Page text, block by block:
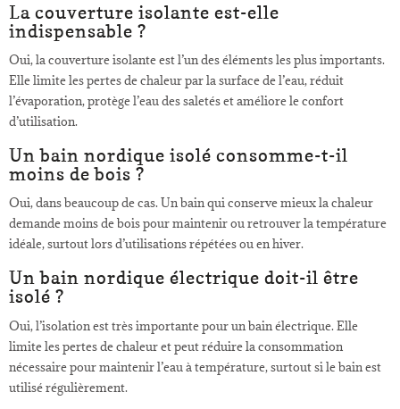
La couverture isolante est-elle
indispensable ?
Oui, la couverture isolante est l’un des éléments les plus importants.
Elle limite les pertes de chaleur par la surface de l’eau, réduit
l’évaporation, protège l’eau des saletés et améliore le confort
d’utilisation.
Un bain nordique isolé consomme-t-il
moins de bois ?
Oui, dans beaucoup de cas. Un bain qui conserve mieux la chaleur
demande moins de bois pour maintenir ou retrouver la température
idéale, surtout lors d’utilisations répétées ou en hiver.
Un bain nordique électrique doit-il être
isolé ?
Oui, l’isolation est très importante pour un bain électrique. Elle
limite les pertes de chaleur et peut réduire la consommation
nécessaire pour maintenir l’eau à température, surtout si le bain est
utilisé régulièrement.